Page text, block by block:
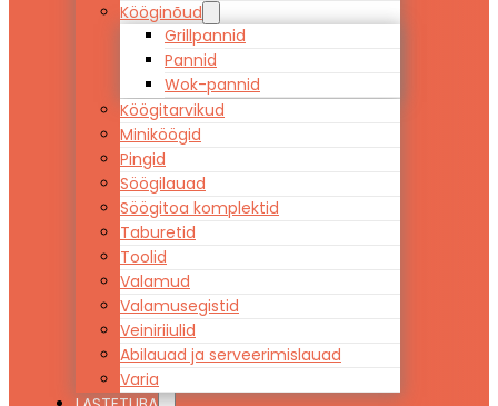
Kööginõud
Grillpannid
Pannid
Wok-pannid
Köögitarvikud
Miniköögid
Pingid
Söögilauad
Söögitoa komplektid
Taburetid
Toolid
Valamud
Valamusegistid
Veiniriiulid
Abilauad ja serveerimislauad
Varia